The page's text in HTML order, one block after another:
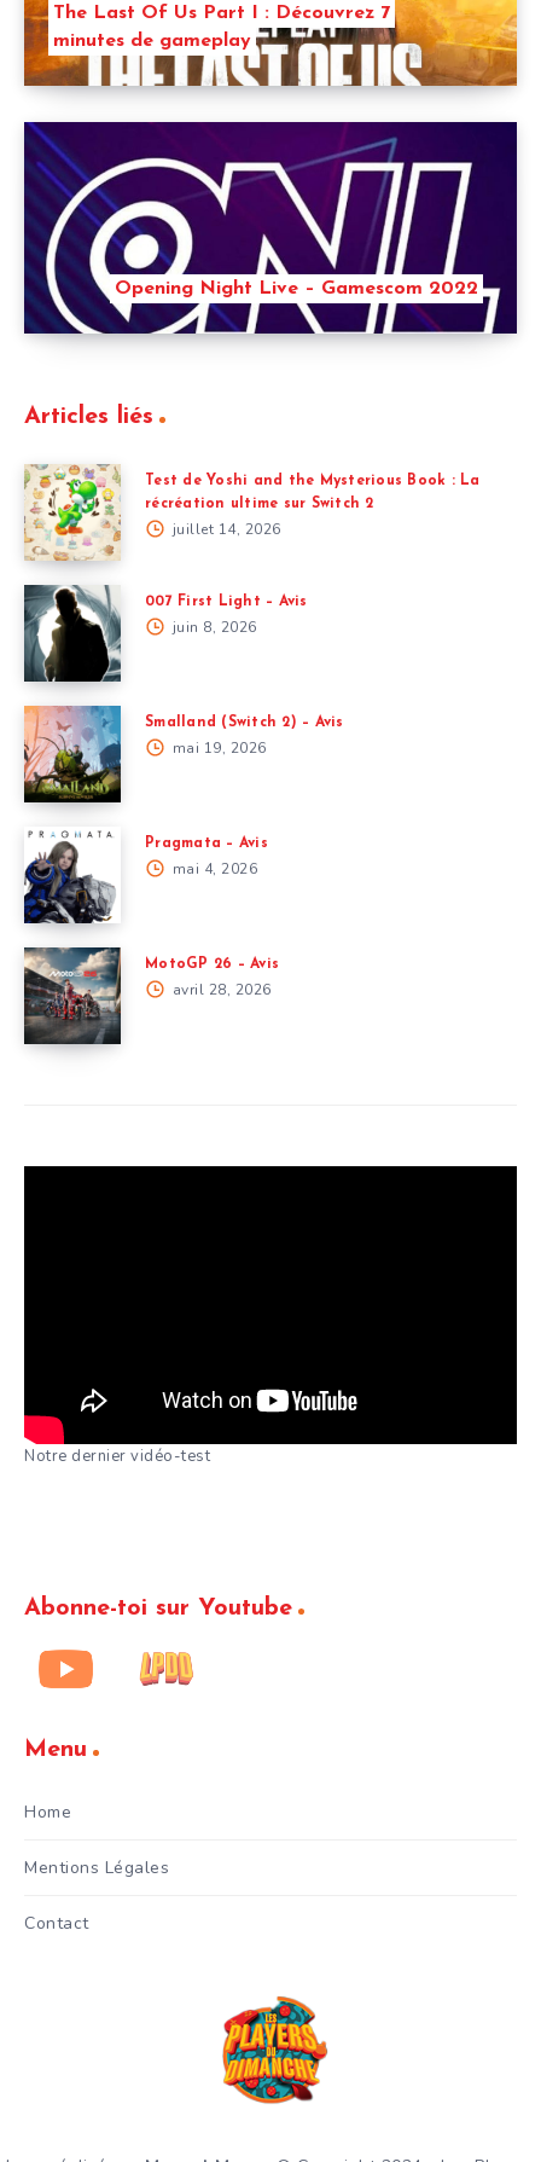
The Last Of Us Part I : Découvrez 7
minutes de gameplay
Opening Night Live – Gamescom 2022
Articles liés
Test de Yoshi and the Mysterious Book : La
récréation ultime sur Switch 2
juillet 14, 2026
007 First Light – Avis
juin 8, 2026
Smalland (Switch 2) – Avis
mai 19, 2026
Pragmata – Avis
mai 4, 2026
MotoGP 26 – Avis
avril 28, 2026
Notre dernier vidéo-test
Abonne-toi sur Youtube
Menu
Home
Mentions Légales
Contact